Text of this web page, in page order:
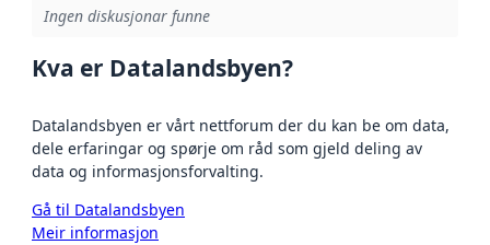
Ingen diskusjonar funne
Kva er Datalandsbyen?
Datalandsbyen er vårt nettforum der du kan be om data,
dele erfaringar og spørje om råd som gjeld deling av
data og informasjonsforvalting.
Gå til Datalandsbyen
Meir informasjon